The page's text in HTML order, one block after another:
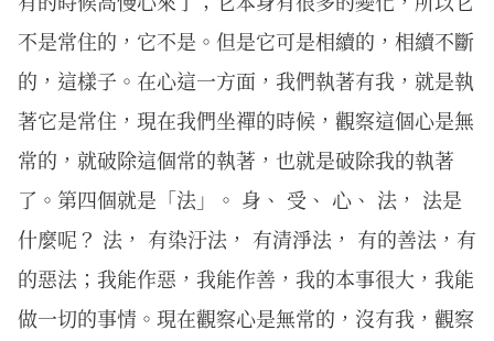
不是常住的，它不是。但是它可是相續的，相續不斷
的，這樣子。在心這一方面，我們執著有我，就是執
著它是常住，現在我們坐禪的時候，觀察這個心是無
常的，就破除這個常的執著，也就是破除我的執著
了。第四個就是「法」。 身、 受、 心、 法， 法是
什麼呢？ 法， 有染汙法， 有清淨法， 有的善法，有
的惡法；我能作惡，我能作善，我的本事很大，我能
做一切的事情。現在觀察心是無常的，沒有我，觀察